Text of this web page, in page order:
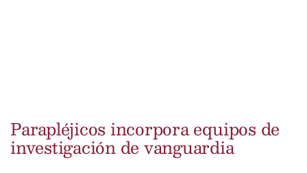
Parapléjicos incorpora equipos de
investigación de vanguardia